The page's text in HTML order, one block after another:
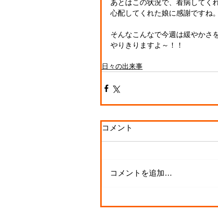
あとはこの状況で、看病してく
心配してくれた娘に感謝ですね。
そんなこんなで今週は緩やかさ
やりきりますよ～！！
日々の出来事
コメント
コメントを追加…